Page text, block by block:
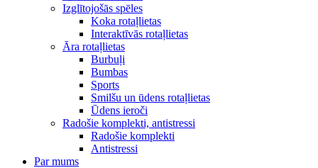
Izglītojošās spēles
Koka rotaļlietas
Interaktīvās rotaļlietas
Āra rotaļlietas
Burbuļi
Bumbas
Sports
Smilšu un ūdens rotaļlietas
Ūdens ieroči
Radošie komplekti, antistressi
Radošie komplekti
Antistressi
Par mums